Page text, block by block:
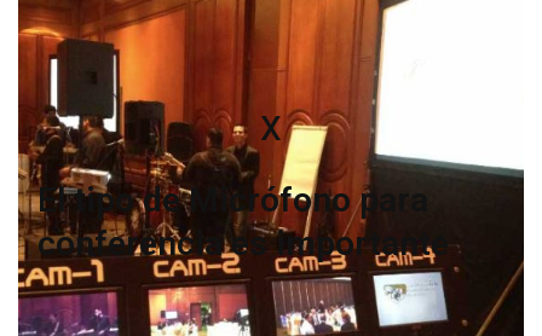
x
El tipo de Micrófono para
conferencia es importante